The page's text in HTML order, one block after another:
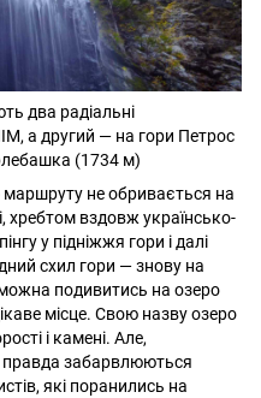
два радіальні
а другий — на гори Петрос
(1734 м)
маршруту не обривається на
хребтом вздовж українсько-
у підніжжя гори і далі
схил гори — знову на
подивитись на озеро
місце. Свою назву озеро
і камені. Але,
правда забарвлюються
які поранились на